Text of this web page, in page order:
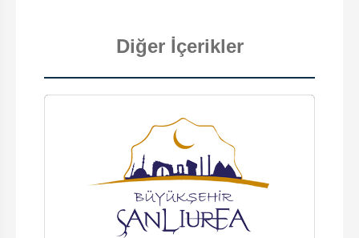
Diğer İçerikler